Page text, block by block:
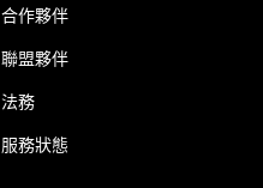
合作夥伴
聯盟夥伴
法務
服務狀態